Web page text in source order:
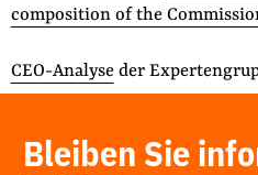
composition of the
CEO-Analyseder
Bleiben Sie